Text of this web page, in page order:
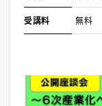
受講料 無料